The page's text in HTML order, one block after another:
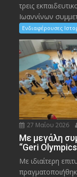
τρεις
Ιωαννίνων
Ενδιαφέρουσες
27 Μαΐου 2026
Με μεγάλη
“Geri
Με ιδιαίτερη